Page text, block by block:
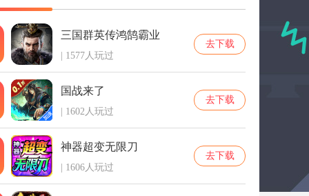
三国群英传鸿鹄霸业
| 1577人玩过
去下载
国战来了
| 1602人玩过
去下载
神器超变无限刀
| 1606人玩过
去下载